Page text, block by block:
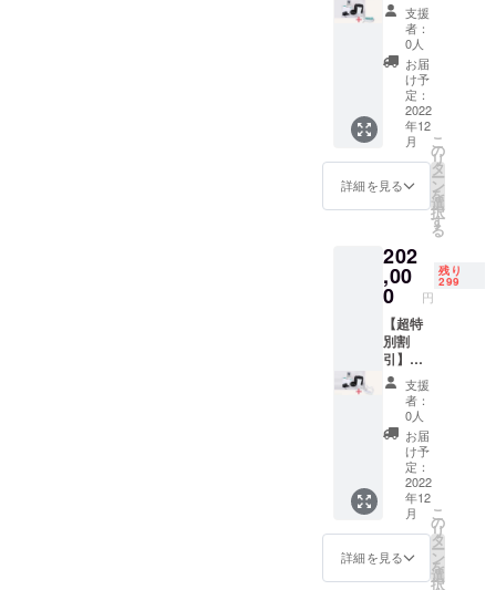
リー
2（水素
イヤホ
ン） ・
ゲスト
用アク
セサ
リー
3（水素
ゴーグ
ル） ・
ゲスト
用アク
リー
4（水素
マド
ラー）
体フル
セット
＋アク
セサ
リー
1（水素
吸引
チュー
ブ）
48%OF
F 限定
299名様
【セッ
容】 ・
水素器
本体 ・
ゲスト
用アク
セサ
リー
1（水素
吸引
チュー
ブ）×2
・ゲス
ト用ア
クセサ
リー
2（水素
イヤホ
ン） ・
ゲスト
支援
者：
0人
お届
け予
定：
2022
年12
月
詳細を見る
こ
の
リ
タ
ー
ン
を
選
択
す
る
202
,00
0 円
残り
299
【超特
別割
引】本
体フル
セット
＋アク
セサ
リー
2（水素
イヤホ
ン）
47%OF
F 限定
299名様
【セッ
支援
者：
0人
お届
け予
定：
2022
年12
月
詳細を見る
こ
の
リ
タ
ー
ン
を
選
択